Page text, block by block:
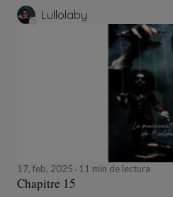
Lullolaby
17, feb, 2025 11 min de lectura
Chapitre 15